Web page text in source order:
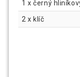
1 x černý
2 x klíč